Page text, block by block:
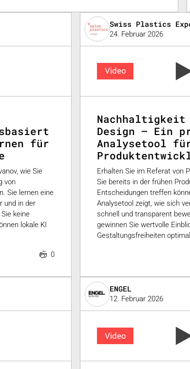
für
wie Sie
von
Sie lernen eine
und in der
keine
lokale KI
0
Swiss Plastics
24. Februar 2026
Video
Nachhaltigkeit
Design – Ein
Analysetool
Erhalten Sie im Referat von
Sie bereits in der frühen
Entscheidungen treffen
Analysetool zeigt, wie sich
schnell und transparent
gewinnen Sie wertvolle
Gestaltungsfreiheiten
ENGEL
12. Februar 2026
Video